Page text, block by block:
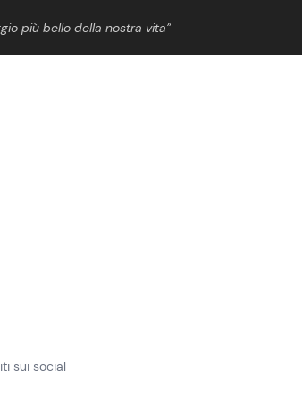
più bello della nostra vita”
sui social